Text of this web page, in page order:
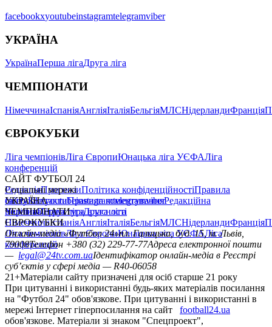
facebookxyoutubeinstagramtelegramviber
УКРАЇНА
УкраїнаПерша лігаДруга ліга
ЧЕМПІОНАТИ
НімеччинаІспаніяАнгліяІталіяБельгіяМЛСНідерландиФранція
ЄВРОКУБКИ
Ліга чемпіонівЛіга ЄвропиЮнацька ліга УЄФАЛіга
конференцій
САЙТ ФУТБОЛ 24
РедакціяПрогнозиПолітика конфіденційностіПравила
сайтуКонтактиПравила коментуванняРедакційна
політикаСтруктура власності
Соціальні мережі
facebookxyoutubeinstagramtelegramviber
УКРАЇНА
УкраїнаПерша лігаДруга ліга
ЧЕМПІОНАТИ
НімеччинаІспаніяАнгліяІталіяБельгіяМЛСНідерландиФранція
ЄВРОКУБКИ
Ліга чемпіонівЛіга ЄвропиЮнацька ліга УЄФАЛіга
конференцій
Онлайн-медіа «Футбол 24»пл. Галицька, буд. 15, м. Львів,
79008Телефон +380 (32) 229-77-77Адреса електронної пошти
— legal@24tv.com.uaІдентифікатор онлайн-медіа в Реєстрі
суб’єктів у сфері медіа — R40-06058
21+Матеріали сайту призначені для осіб старше 21 року
При цитуванні і використанні будь-яких матеріалів посилання
на "Футбол 24" обов'язкове. При цитуванні і використанні в
мережі Інтернет гіперпосилання на сайт
football24.ua
обов'язкове. Матеріали зі знаком "Спецпроект",